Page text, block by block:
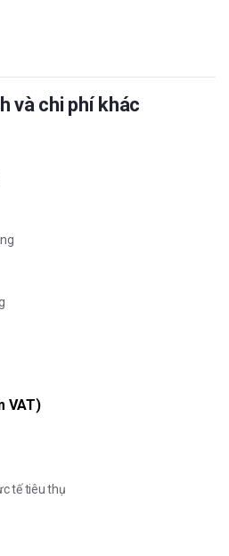
và chi phí khác
VAT)
tế tiêu thụ